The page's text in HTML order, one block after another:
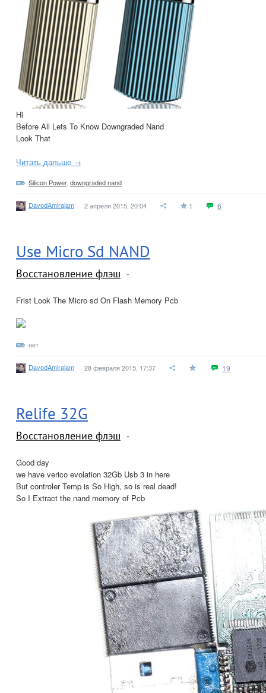
Hi
Before All Lets To Know Downgraded Nand
Look That
Читать дальше →
Silicon Power, downgraded nand
DavodAmirajam 2 апреля 2015, 20:04 1 6
Use Micro Sd NAND
Восстановление флэш
Frist Look The Micro sd On Flash Memory Pcb
нет
DavodAmirajam 28 февраля 2015, 17:37 19
Relife 32G
Восстановление флэш
Good day
we have verico evolation 32Gb Usb 3 in here
But controler Temp is So High, so is real dead!
So I Extract the nand memory of Pcb